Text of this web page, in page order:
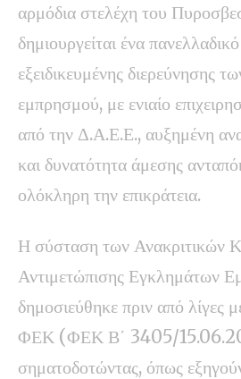
αρμόδια στελέχη του
δημιουργείται ένα
εξειδικευμένης διερεύνησης
εμπρησμού, με ενιαίο
από την Δ.Α.Ε.Ε., αυξημένη
και δυνατότητα άμεσης
ολόκληρη την επικράτεια.
Η σύσταση των Ανακριτικών
Αντιμετώπισης Εγκλημάτων
δημοσιεύθηκε πριν από λίγες
ΦΕΚ (ΦΕΚ Β΄ 3405/
σηματοδοτώντας, όπως